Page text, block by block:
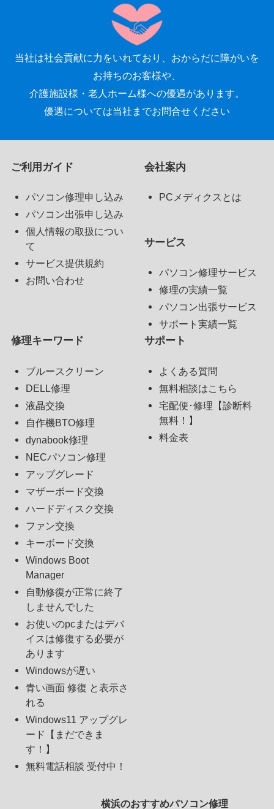
当社は社会貢献に力をいれており、おからだに障がいを
お持ちのお客様や、
介護施設様・老人ホーム様への優遇があります。
優遇については当社までお問合せください
ご利用ガイド
パソコン修理申し込み
パソコン出張申し込み
個人情報の取扱につい
て
サービス提供規約
お問い合わせ
会社案内
PCメディクスとは
サービス
パソコン修理サービス
修理の実績一覧
パソコン出張サービス
サポート実績一覧
修理キーワード
ブルースクリーン
DELL修理
液晶交換
自作機BTO修理
dynabook修理
NECパソコン修理
アップグレード
マザーボード交換
ハードディスク交換
ファン交換
キーボード交換
Windows Boot
Manager
自動修復が正常に終了
しませんでした
お使いのpcまたはデバ
イスは修復する必要が
あります
Windowsが遅い
青い画面 修復 と表示さ
れる
Windows11 アップグレ
ード【まだできま
す！】
無料電話相談 受付中！
サポート
よくある質問
無料相談はこちら
宅配便･修理【診断料
無料！】
料金表
横浜のおすすめパソコン修理